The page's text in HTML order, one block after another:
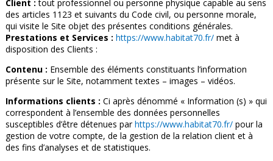
Client : tout professionnel ou personne physique capable au sens
des articles 1123 et suivants du Code civil, ou personne morale,
qui visite le Site objet des présentes conditions générales.
Prestations et Services : https://www.habitat70.fr/met à
disposition des Clients :
Contenu : Ensemble des éléments constituants l’information
présente sur le Site, notamment textes – images – vidéos.
Informations clients : Ci après dénommé « Information (s) » qui
correspondent à l’ensemble des données personnelles
susceptibles d’être détenues parhttps://www.habitat70.fr/pour la
gestion de votre compte, de la gestion de la relation client et à
des fins d’analyses et de statistiques.